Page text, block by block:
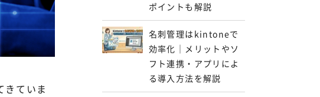
きていま
ポイントも解説
名刺管理はkintoneで
効率化｜メリットやソ
フト連携・アプリによ
る導入方法を解説